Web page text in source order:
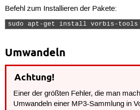
Befehl zum Installieren der Pakete:
sudo apt-get install vorbis-tools
Umwandeln
Achtung!
Einer der größten Fehler, die man
Umwandeln einer MP3-Sammlung in